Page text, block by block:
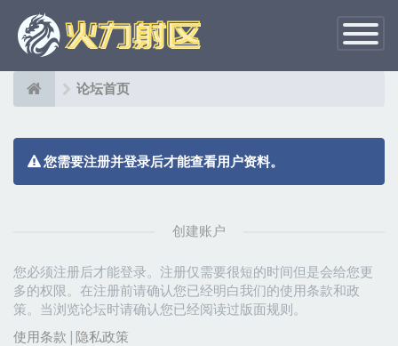
切
换
导
论坛首页
您需要注册并登录后才能查看用户资料。
创建账户
您必须注册后才能登录。注册仅需要很短的时间但是会给您更
多的权限。在注册前请确认您已经明白我们的使用条款和政
策。当浏览论坛时请确认您已经阅读过版面规则。
使用条款 | 隐私政策